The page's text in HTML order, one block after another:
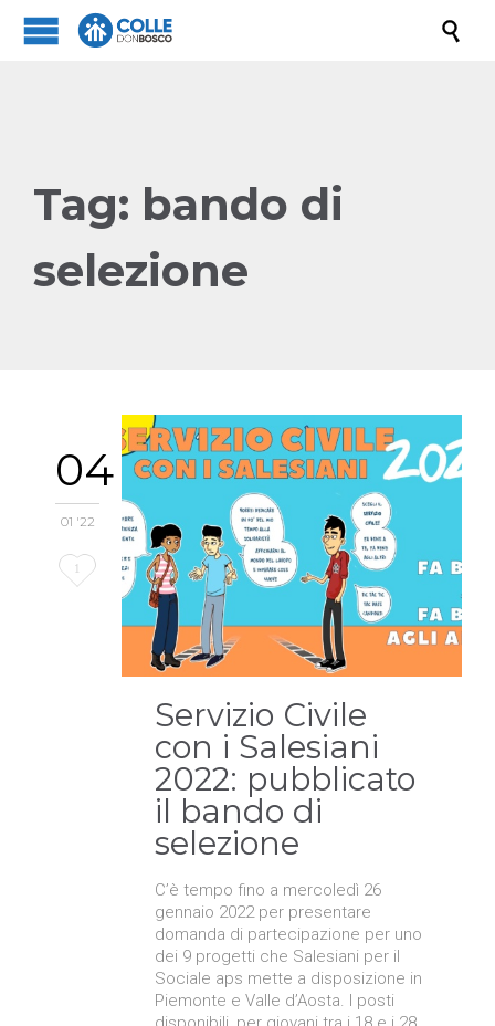

Tag: bando di
selezione
04
01 '22
Love
1
Servizio Civile
con i Salesiani
2022: pubblicato
il bando di
selezione
C’è tempo fino a mercoledì 26
gennaio 2022 per presentare
domanda di partecipazione per uno
dei 9 progetti che Salesiani per il
Sociale aps mette a disposizione in
Piemonte e Valle d’Aosta. I posti